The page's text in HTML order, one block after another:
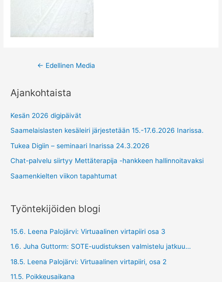
Post← Edellinen Media
Ajankohtaista
Kesän 2026 digipäivät
Saamelaislasten kesäleiri järjestetään 15.-17.6.2026 Inarissa.
Tukea Digiin – seminaari Inarissa 24.3.2026
Chat-palvelu siirtyy Mettäterapija -hankkeen hallinnoitavaksi
Saamenkielten viikon tapahtumat
Työntekijöiden blogi
15.6. Leena Palojärvi: Virtuaalinen virtapiiri osa 3
1.6. Juha Guttorm: SOTE-uudistuksen valmistelu jatkuu…
18.5. Leena Palojärvi: Virtuaalinen virtapiiri, osa 2
11.5. Poikkeusaikana